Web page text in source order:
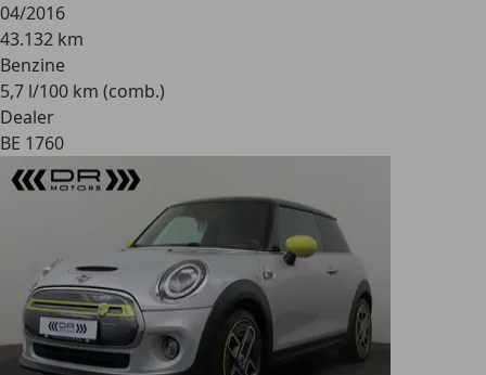
04/2016
43.132 km
Benzine
5,7 l/100 km (comb.)
Dealer
BE 1760